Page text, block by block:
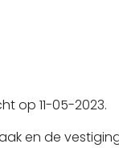
op 11-05-2023.
en de